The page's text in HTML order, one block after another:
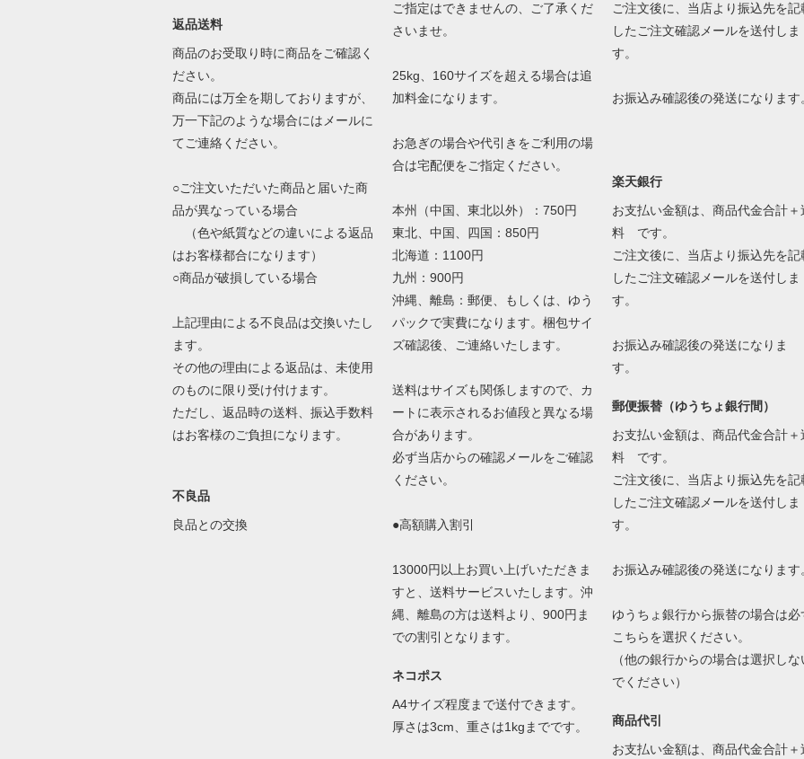
返品送料
商品のお受取り時に商品をご確認く
ださい。
商品には万全を期しておりますが、
万一下記のような場合にはメールに
てご連絡ください。
○ご注文いただいた商品と届いた商
品が異なっている場合
（色や紙質などの違いによる返品
はお客様都合になります）
○商品が破損している場合
上記理由による不良品は交換いたし
ます。
その他の理由による返品は、未使用
のものに限り受け付けます。
ただし、返品時の送料、振込手数料
はお客様のご負担になります。
不良品
良品との交換
ご指定はできませんの、ご了承くだ
さいませ。
25kg、160サイズを超える場合は追
加料金になります。
お急ぎの場合や代引きをご利用の場
合は宅配便をご指定ください。
本州（中国、東北以外）：750円
東北、中国、四国：850円
北海道：1100円
九州：900円
沖縄、離島：郵便、もしくは、ゆう
パックで実費になります。梱包サイ
ズ確認後、ご連絡いたします。
送料はサイズも関係しますので、カ
ートに表示されるお値段と異なる場
合があります。
必ず当店からの確認メールをご確認
ください。
●高額購入割引
13000円以上お買い上げいただきま
すと、送料サービスいたします。沖
縄、離島の方は送料より、900円ま
での割引となります。
ネコポス
A4サイズ程度まで送付できます。
厚さは3cm、重さは1kgまでです。
ご注文後に、当店より振込先を記
したご注文確認メールを送付しま
す。
お振込み確認後の発送になります
楽天銀行
お支払い金額は、商品代金合計＋
料 です。
ご注文後に、当店より振込先を記
したご注文確認メールを送付しま
す。
お振込み確認後の発送になりま
す。
郵便振替（ゆうちょ銀行間）
お支払い金額は、商品代金合計＋
料 です。
ご注文後に、当店より振込先を記
したご注文確認メールを送付しま
す。
お振込み確認後の発送になります
ゆうちょ銀行から振替の場合は必
こちらを選択ください。
（他の銀行からの場合は選択しな
でください）
商品代引
お支払い金額は、商品代金合計＋